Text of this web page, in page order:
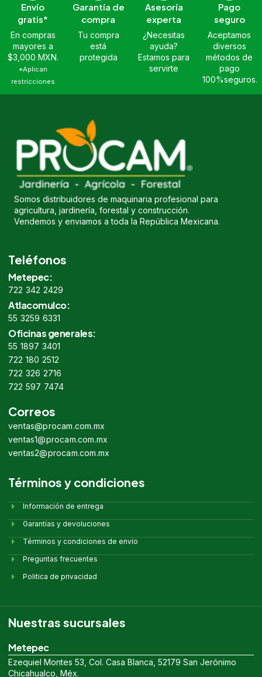
Envío
gratis*
En compras
mayores a
$3,000 MXN.
*Aplican
restricciones
Garantía de
compra
Tu compra
está
protegida
Asesoría
experta
¿Necesitas
ayuda?
Estamos para
servirte
Pago
seguro
Aceptamos
diversos
métodos de
pago
100%seguros.
Somos distribuidores de maquinaria profesional para
agricultura, jardinería, forestal y construcción.
Vendemos y enviamos a toda la República Mexicana.
Teléfonos
Metepec:
722 342 2429
Atlacomulco:
55 3259 6331
Oficinas generales:
55 1897 3401
722 180 2512
722 326 2716
722 597 7474
Correos
ventas@procam.com.mx
ventas1@procam.com.mx
ventas2@procam.com.mx
Términos y condiciones
Información de entrega
Garantías y devoluciones
Términos y condiciones de envío
Preguntas frecuentes
Politica de privacidad
Nuestras sucursales
Metepec
Ezequiel Montes 53, Col. Casa Blanca, 52179 San Jerónimo
Chicahualco, Méx.